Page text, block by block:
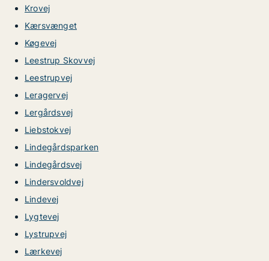
Krovej
Kærsvænget
Køgevej
Leestrup Skovvej
Leestrupvej
Leragervej
Lergårdsvej
Liebstokvej
Lindegårdsparken
Lindegårdsvej
Lindersvoldvej
Lindevej
Lygtevej
Lystrupvej
Lærkevej